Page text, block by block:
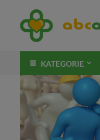
KATEGORIE